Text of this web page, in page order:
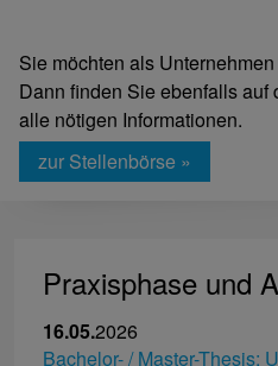
Sie möchten als
Dann finden Sie ebenfalls auf
alle nötigen Informationen.
zur Stellenbörse »
Praxisphase und
16.05.2026
Bachelor- / Master-Thesis: